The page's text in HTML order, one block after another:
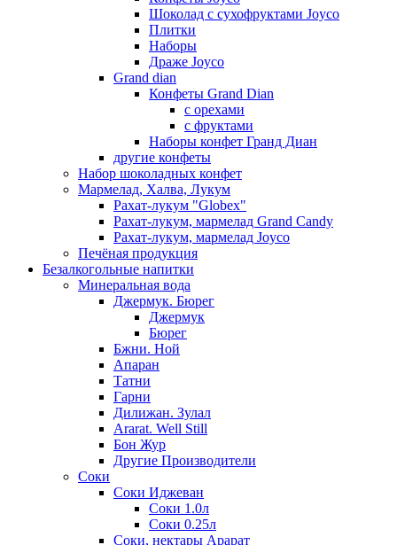
Шоколад с сухофруктами Joyco
Плитки
Наборы
Драже Joyco
Grand dian
Конфеты Grand Dian
с орехами
с фруктами
Наборы конфет Гранд Диан
другие конфеты
Набор шоколадных конфет
Мармелад, Халва, Лукум
Рахат-лукум "Globex"
Рахат-лукум, мармелад Grand Candy
Рахат-лукум, мармелад Joyco
Печёная продукция
Безалкогольные напитки
Минеральная вода
Джермук. Бюрег
Джермук
Бюрег
Бжни. Ной
Апаран
Татни
Гарни
Дилижан. Зулал
Ararat. Well Still
Бон Жур
Другие Производители
Соки
Соки Иджеван
Соки 1.0л
Соки 0.25л
Соки, нектары Арарат